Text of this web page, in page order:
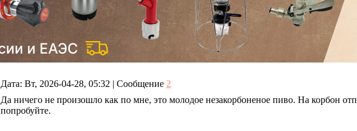
Дата: Вт, 2026-04-28, 05:32 | Сообщение 2
Да ничего не произошло как по мне, это молодое незакорбоненое пиво. На корбон
попробуйте.